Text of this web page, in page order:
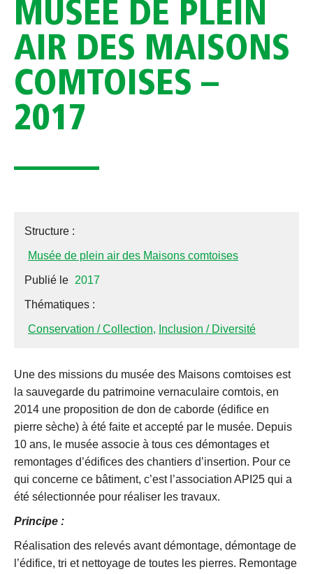
MUSÉE DE PLEIN
AIR DES MAISONS
COMTOISES –
2017
Structure :
Musée de plein air des Maisons comtoises
Publié le 2017
Thématiques :
Conservation / Collection, Inclusion / Diversité
Une des missions du musée des Maisons comtoises est
la sauvegarde du patrimoine vernaculaire comtois, en
2014 une proposition de don de caborde (édifice en
pierre sèche) à été faite et accepté par le musée. Depuis
10 ans, le musée associe à tous ces démontages et
remontages d’édifices des chantiers d’insertion. Pour ce
qui concerne ce bâtiment, c’est l’association API25 qui a
été sélectionnée pour réaliser les travaux.
Principe :
Réalisation des relevés avant démontage, démontage de
l’édifice, tri et nettoyage de toutes les pierres. Remontage